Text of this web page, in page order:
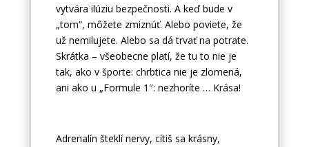
vytvára ilúziu bezpečnosti. A keď bude v
„tom“, môžete zmiznúť. Alebo poviete, že
už nemilujete. Alebo sa dá trvať na potrate.
Skrátka – všeobecne platí, že tu to nie je
tak, ako v športe: chrbtica nie je zlomená,
ani ako u „Formule 1″: nezhoríte … Krása!
Adrenalín šteklí nervy, cítiš sa krásny,